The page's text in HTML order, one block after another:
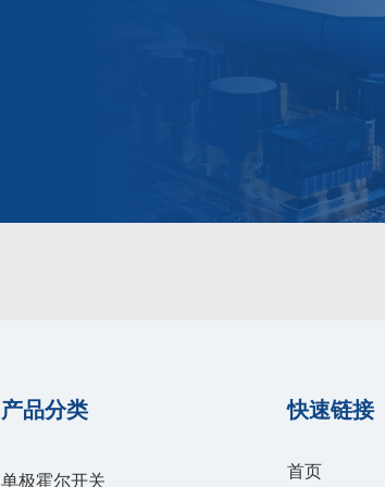
产品分类
单极霍尔开关
快速链接
首页